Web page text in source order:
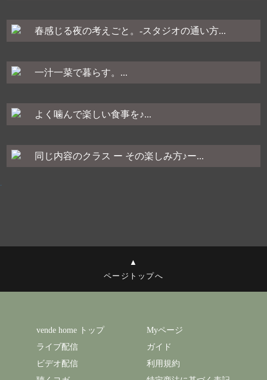
春感じる夜の考えごと。-スタジオの通い方...
一汁一菜で暮らす。...
よく噛んで楽しい食事を♪...
同じ内容のクラス ー その楽しみ方♪ー...
.
▲
ページトップへ
vende home トップ
ライブ配信
ビデオ配信
Myページ
ガイド
利用規約